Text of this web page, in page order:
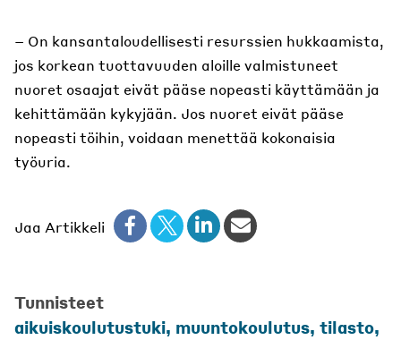
– On kansantaloudellisesti resurssien hukkaamista,
jos korkean tuottavuuden aloille valmistuneet
nuoret osaajat eivät pääse nopeasti käyttämään ja
kehittämään kykyjään. Jos nuoret eivät pääse
nopeasti töihin, voidaan menettää kokonaisia
työuria.
Jaa Artikkeli
Tunnisteet
aikuiskoulutustuki, muuntokoulutus, tilasto,